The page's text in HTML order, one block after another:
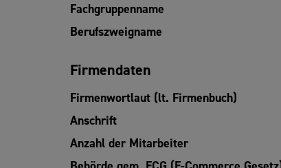
Fachgruppenname
Berufszweigname
Firmendaten
Firmenwortlaut (lt. Firmenbuch)
Anschrift
Anzahl der Mitarbeiter